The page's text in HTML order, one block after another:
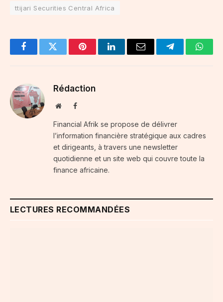
ttijari Securities Central Africa
FacebookTwitter PinterestLinkedInEmail Telegram
Rédaction
WebsiteFacebook
Financial Afrik se propose de délivrer
l’information financière stratégique aux cadres
et dirigeants, à travers une newsletter
quotidienne et un site web qui couvre toute la
finance africaine.
LECTURES RECOMMANDÉES